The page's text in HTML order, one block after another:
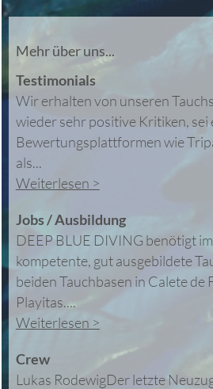
Mehr über uns...
Testimonials
Wir erhalten von unseren
wieder sehr positive Kritiken, sei
Bewertungsplattformen wie
als...
Weiterlesen >
Jobs / Ausbildung
DEEP BLUE DIVING benötigt
kompetente, gut ausgebildete
beiden Tauchbasen in Calete de
Playitas....
Weiterlesen >
Crew
Lukas RodewigDer letzte